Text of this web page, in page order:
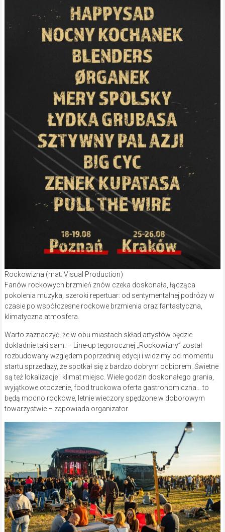
Rockowizna (mat. Visual Production)
Fanów rockowych brzmień znów czeka doskonała, łącząca
pokolenia muzyka, szeroki repertuar: od sentymentalnej podróży w
czasie po współczesne rockowe brzmienia oraz fantastyczna,
klimatyczna atmosfera.
Warto zaznaczyć, że w obu miastach skład artystów będzie
dokładnie taki sam. – Line-up tegorocznej „Rockowizny” został
rozbudowany względem poprzedniej edycji i widzimy od momentu
startu sprzedaży, że spotkał się z bardzo dobrym odbiorem. Świetne
są też lokalizacje i klimat miejsc. Wiele godzin doskonałego grania,
wyjątkowe otoczenie, food truckowa oferta gastronomiczna… to
będą mocno rockowe, letnie wieczory spędzone w doborowym
towarzystwie – zapowiada organizator.